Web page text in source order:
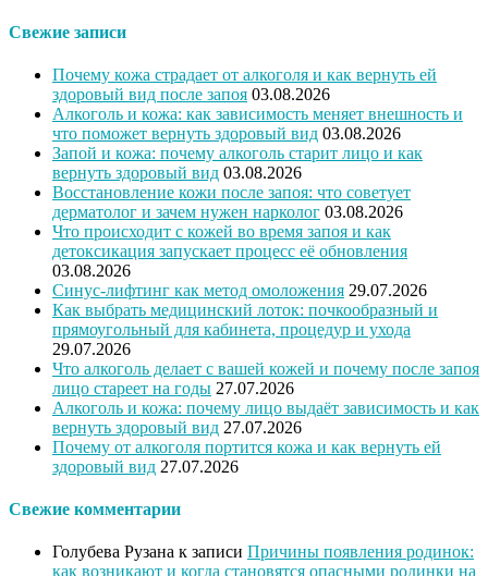
Свежие записи
Почему кожа страдает от алкоголя и как вернуть ей
здоровый вид после запоя 03.08.2026
Алкоголь и кожа: как зависимость меняет внешность и
что поможет вернуть здоровый вид 03.08.2026
Запой и кожа: почему алкоголь старит лицо и как
вернуть здоровый вид 03.08.2026
Восстановление кожи после запоя: что советует
дерматолог и зачем нужен нарколог 03.08.2026
Что происходит с кожей во время запоя и как
детоксикация запускает процесс её обновления
03.08.2026
Синус-лифтинг как метод омоложения 29.07.2026
Как выбрать медицинский лоток: почкообразный и
прямоугольный для кабинета, процедур и ухода
29.07.2026
Что алкоголь делает с вашей кожей и почему после запоя
лицо стареет на годы 27.07.2026
Алкоголь и кожа: почему лицо выдаёт зависимость и как
вернуть здоровый вид 27.07.2026
Почему от алкоголя портится кожа и как вернуть ей
здоровый вид 27.07.2026
Свежие комментарии
Голубева Рузана к записи Причины появления родинок:
как возникают и когда становятся опасными родинки на